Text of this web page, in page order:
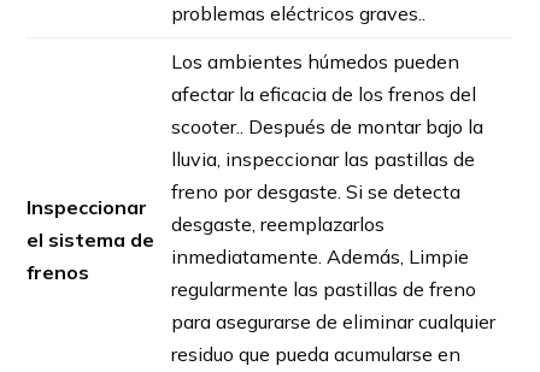
problemas eléctricos graves..
Inspeccionar
el sistema de
frenos
Los ambientes húmedos pueden
afectar la eficacia de los frenos del
scooter.. Después de montar bajo la
lluvia, inspeccionar las pastillas de
freno por desgaste. Si se detecta
desgaste, reemplazarlos
inmediatamente. Además, Limpie
regularmente las pastillas de freno
para asegurarse de eliminar cualquier
residuo que pueda acumularse en